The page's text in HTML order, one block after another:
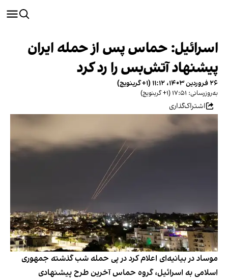
اسرائیل: حماس پس از حمله ایران
پیشنهاد آتش‌بس را رد کرد
۲۶ فروردین ۱۴۰۳، ۱۱:۱۲ (‎+۱ گرینویچ)
به‌روزرسانی: ۱۷:۵۱ (‎+۱ گرینویچ)
اشتراک‌گذاری
موساد در بیانیه‌ای اعلام کرد در پی حمله شب گذشته جمهوری
اسلامی به اسرائیل، گروه حماس آخرین طرح پیشنهادی